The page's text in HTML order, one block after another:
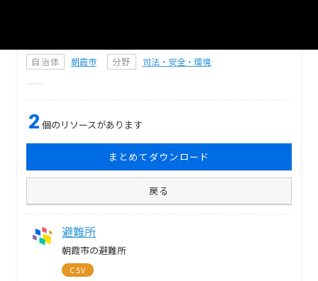
自治体 朝霞市 分野 司法・安全・環境
2 個のリソースがあります
まとめてダウンロード
戻る
避難所
朝霞市の避難所
CSV